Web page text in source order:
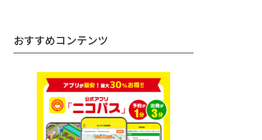
おすすめコンテンツ